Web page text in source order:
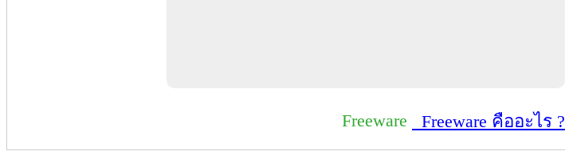
Freeware Freeware คืออะไร ?